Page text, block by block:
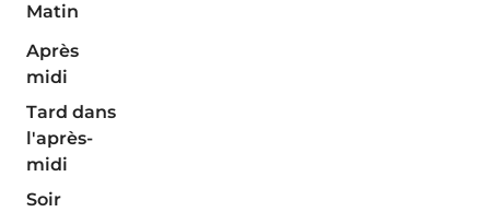
Matin
Après
midi
Tard dans
l'après-
midi
Soir